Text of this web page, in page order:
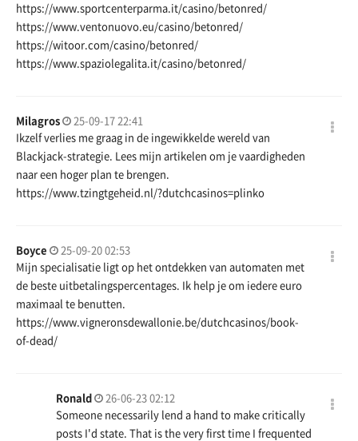
https://www.sportcenterparma.it/casino/betonred/
https://www.ventonuovo.eu/casino/betonred/
https://witoor.com/casino/betonred/
https://www.spaziolegalita.it/casino/betonred/
Milagros
25-09-17 22:41
Ikzelf verlies me graag in de ingewikkelde wereld van
Blackjack-strategie. Lees mijn artikelen om je vaardigheden
naar een hoger plan te brengen.
https://www.tzingtgeheid.nl/?dutchcasinos=plinko
Boyce
25-09-20 02:53
Mijn specialisatie ligt op het ontdekken van automaten met
de beste uitbetalingspercentages. Ik help je om iedere euro
maximaal te benutten.
https://www.vigneronsdewallonie.be/dutchcasinos/book-
of-dead/
Ronald
26-06-23 02:12
Someone necessarily lend a hand to make critically
posts I'd state. That is the very first time I frequented